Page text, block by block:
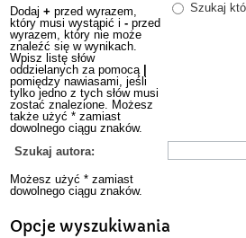
Dodaj + przed wyrazem,
który musi wystąpić i - przed
wyrazem, który nie może
znaleźć się w wynikach.
Wpisz listę słów
oddzielanych za pomocą
pomiędzy nawiasami, jeśli
tylko jedno z tych słów musi
zostać znalezione. Możesz
także użyć * zamiast
dowolnego ciągu znaków.
Szukaj
Szukaj autora:
Możesz użyć * zamiast
dowolnego ciągu znaków.
Opcje wyszukiwania